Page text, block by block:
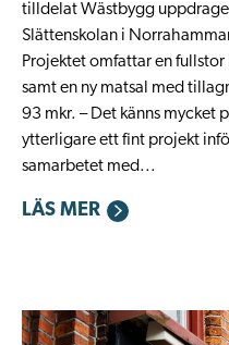
tilldelat Wästbygg
Slättenskolan i
Projektet omfattar en
samt en ny matsal med
93 mkr. – Det känns mycket
ytterligare ett fint projekt
samarbetet med...
LÄS MER